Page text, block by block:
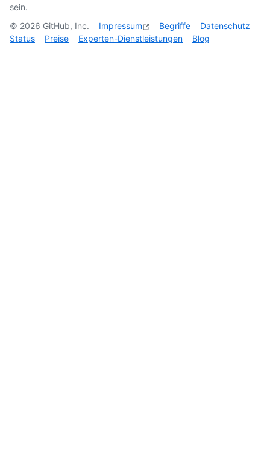
sein.
© 2026 GitHub, Inc. Impressum Begriffe
Datenschutz
Status
Preise Experten-Dienstleistungen Blog